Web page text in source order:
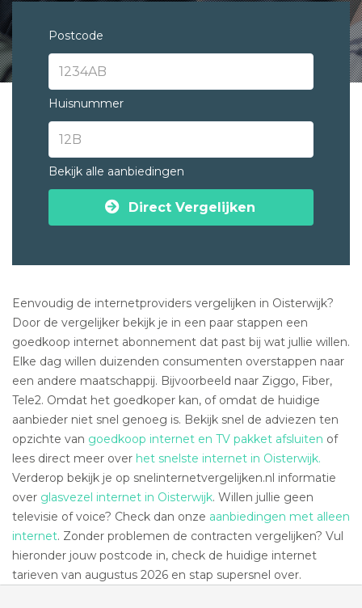
Postcode
Huisnummer
Bekijk alle aanbiedingen
Direct Vergelijken
Eenvoudig de internetproviders vergelijken in Oisterwijk?
Door de vergelijker bekijk je in een paar stappen een
goedkoop internet abonnement dat past bij wat jullie willen.
Elke dag willen duizenden consumenten overstappen naar
een andere maatschappij. Bijvoorbeeld naar Ziggo, Fiber,
Tele2. Omdat het goedkoper kan, of omdat de huidige
aanbieder niet snel genoeg is. Bekijk snel de adviezen ten
opzichte van goedkoop internet en TV pakket afsluiten of
lees direct meer over het snelste internet in Oisterwijk.
Verderop bekijk je op snelinternetvergelijken.nl informatie
over glasvezel internet in Oisterwijk. Willen jullie geen
televisie of voice? Check dan onze aanbiedingen met alleen
internet. Zonder problemen de contracten vergelijken? Vul
hieronder jouw postcode in, check de huidige internet
tarieven van augustus 2026 en stap supersnel over.